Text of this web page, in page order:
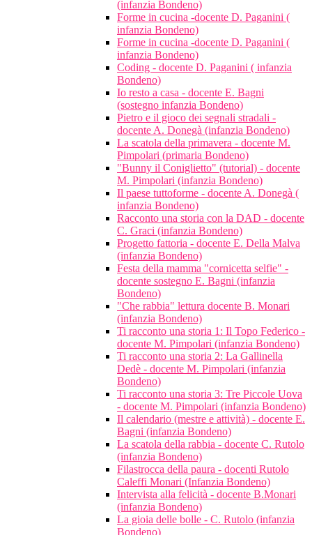
(infanzia Bondeno)
Forme in cucina -docente D. Paganini (
infanzia Bondeno)
Forme in cucina -docente D. Paganini (
infanzia Bondeno)
Coding - docente D. Paganini ( infanzia
Bondeno)
Io resto a casa - docente E. Bagni
(sostegno infanzia Bondeno)
Pietro e il gioco dei segnali stradali -
docente A. Donegà (infanzia Bondeno)
La scatola della primavera - docente M.
Pimpolari (primaria Bondeno)
"Bunny il Coniglietto" (tutorial) - docente
M. Pimpolari (infanzia Bondeno)
Il paese tuttoforme - docente A. Donegà (
infanzia Bondeno)
Racconto una storia con la DAD - docente
C. Graci (infanzia Bondeno)
Progetto fattoria - docente E. Della Malva
(infanzia Bondeno)
Festa della mamma "cornicetta selfie" -
docente sostegno E. Bagni (infanzia
Bondeno)
"Che rabbia" lettura docente B. Monari
(infanzia Bondeno)
Ti racconto una storia 1: Il Topo Federico -
docente M. Pimpolari (infanzia Bondeno)
Ti racconto una storia 2: La Gallinella
Dedè - docente M. Pimpolari (infanzia
Bondeno)
Ti racconto una storia 3: Tre Piccole Uova
- docente M. Pimpolari (infanzia Bondeno)
Il calendario (mestre e attività) - docente E.
Bagni (infanzia Bondeno)
La scatola della rabbia - docente C. Rutolo
(infanzia Bondeno)
Filastrocca della paura - docenti Rutolo
Caleffi Monari (Infanzia Bondeno)
Intervista alla felicità - docente B.Monari
(infanzia Bondeno)
La gioia delle bolle - C. Rutolo (infanzia
Bondeno)